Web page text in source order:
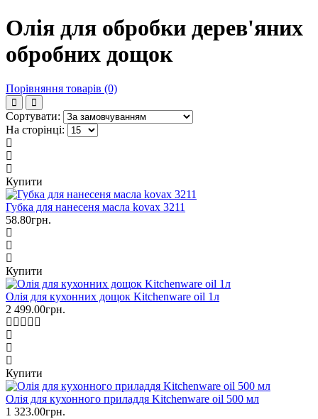
Олія для обробки дерев'яних
обробних дощок
Порівняння товарів (0)
Сортувати:
На сторінці:
Купити
Губка для нанесеня масла kovax 3211
58.80грн.
Купити
Олія для кухонних дощок Kitchenware oil 1л
2 499.00грн.
Купити
Олія для кухонного приладдя Kitchenware oil 500 мл
1 323.00грн.